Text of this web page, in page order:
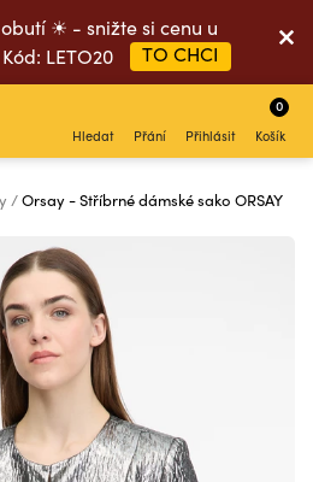
☀ - snižte si cenu u
LETO20
TO CHCI
Hledat Přání Přihlásit Košík
0
Orsay - Stříbrné dámské sako ORSAY